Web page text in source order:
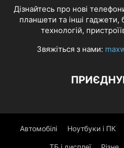
Дізнайтесь про нові
планшети та інші гаджети,
технологій,
Звяжіться з нами:
Автомобілі Ноутбуки і ПК